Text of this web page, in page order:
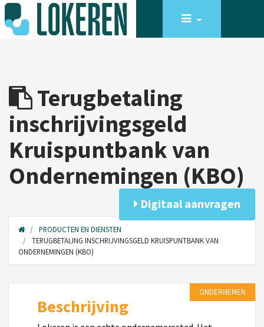
Terugbetaling
inschrijvingsgeld
Kruispuntbank van
Ondernemingen (KBO)
Digitaal aanvragen
PRODUCTEN EN DIENSTEN
TERUGBETALING INSCHRIJVINGSGELD KRUISPUNTBANK VAN
ONDERNEMINGEN (KBO)
ONDERNEMEN
Beschrijving